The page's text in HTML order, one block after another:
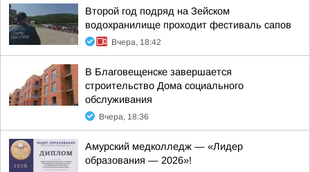
Второй год подряд на Зейском
водохранилище проходит фестиваль сапов
Вчера, 18:42
В Благовещенске завершается
строительство Дома социального
обслуживания
Вчера, 18:36
Амурский медколледж — «Лидер
образования — 2026»!